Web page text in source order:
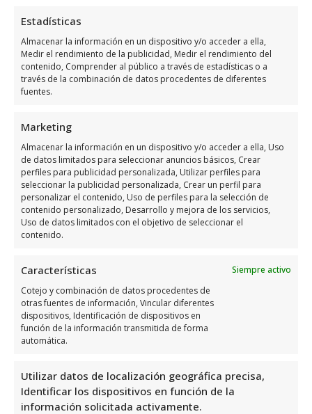
Estadísticas
Almacenar la información en un dispositivo y/o acceder a ella,
Medir el rendimiento de la publicidad, Medir el rendimiento del
contenido, Comprender al público a través de estadísticas o a
través de la combinación de datos procedentes de diferentes
fuentes.
Marketing
Almacenar la información en un dispositivo y/o acceder a ella, Uso
de datos limitados para seleccionar anuncios básicos, Crear
perfiles para publicidad personalizada, Utilizar perfiles para
seleccionar la publicidad personalizada, Crear un perfil para
personalizar el contenido, Uso de perfiles para la selección de
contenido personalizado, Desarrollo y mejora de los servicios,
Uso de datos limitados con el objetivo de seleccionar el
contenido.
Características
Siempre activo
Cotejo y combinación de datos procedentes de
otras fuentes de información, Vincular diferentes
dispositivos, Identificación de dispositivos en
función de la información transmitida de forma
automática.
Utilizar datos de localización geográfica precisa,
Identificar los dispositivos en función de la
información solicitada activamente.
Horario de servicio de Soraya
Días Horario
Lunes
10:00 a 19:00
Martes
10:00 a 19:00
Miércoles
10:00 a 19:00
Viernes
10:00 a 19:00
Sábado
Cerrado
Domingo
Cerrado
extra sobre Soraya Health
Coach